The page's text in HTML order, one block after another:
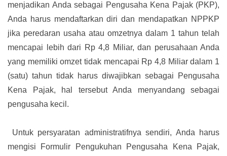
menjadikan Anda sebagai Pengusaha Kena Pajak (PKP),
Anda harus mendaftarkan diri dan mendapatkan NPPKP
jika peredaran usaha atau omzetnya dalam 1 tahun telah
mencapai lebih dari Rp 4,8 Miliar, dan perusahaan Anda
yang memiliki omzet tidak mencapai Rp 4,8 Miliar dalam 1
(satu) tahun tidak harus diwajibkan sebagai Pengusaha
Kena Pajak, hal tersebut Anda menyandang sebagai
pengusaha kecil.
Untuk persyaratan administratifnya sendiri, Anda harus
mengisi Formulir Pengukuhan Pengusaha Kena Pajak,